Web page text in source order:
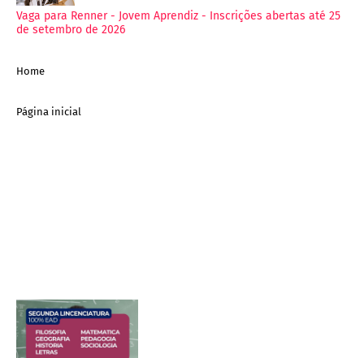
Vaga para Renner - Jovem Aprendiz - Inscrições abertas até 25
de setembro de 2026
Home
Página inicial